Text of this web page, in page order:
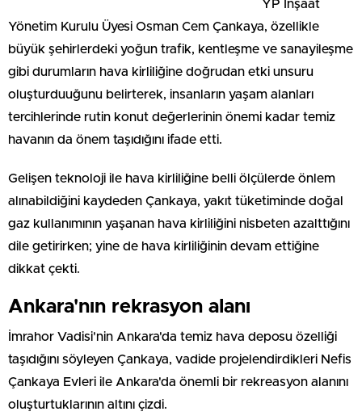
YP İnşaat
Yönetim Kurulu Üyesi Osman Cem Çankaya, özellikle
büyük şehirlerdeki yoğun trafik, kentleşme ve sanayileşme
gibi durumların hava kirliliğine doğrudan etki unsuru
oluşturduuğunu belirterek, insanların yaşam alanları
tercihlerinde rutin konut değerlerinin önemi kadar temiz
havanın da önem taşıdığını ifade etti.
Gelişen teknoloji ile hava kirliliğine belli ölçülerde önlem
alınabildiğini kaydeden Çankaya, yakıt tüketiminde doğal
gaz kullanımının yaşanan hava kirliliğini nisbeten azalttığını
dile getirirken; yine de hava kirliliğinin devam ettiğine
dikkat çekti.
Ankara'nın rekrasyon alanı
İmrahor Vadisi'nin Ankara'da temiz hava deposu özelliği
taşıdığını söyleyen Çankaya, vadide projelendirdikleri Nefis
Çankaya Evleri ile Ankara'da önemli bir rekreasyon alanını
oluşturtuklarının altını çizdi.